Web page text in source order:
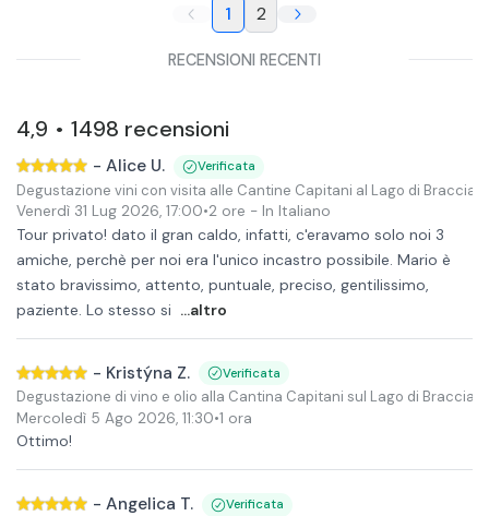
1 2
RECENSIONI RECENTI
4,9 • 1498 recensioni
- Alice U. Verificata
Degustazione vini con visita alle Cantine Capitani al Lago di
Venerdì 31 Lug 2026, 17:00•2 ore - In Italiano
Tour privato! dato il gran caldo, infatti, c'eravamo solo noi 3
amiche, perchè per noi era l'unico incastro possibile. Mario è
stato bravissimo, attento, puntuale, preciso, gentilissimo,
paziente. Lo stesso si ...altro
- Kristýna Z. Verificata
Degustazione di vino e olio alla Cantina Capitani sul Lago di
Mercoledì 5 Ago 2026, 11:30•1 ora
Ottimo!
- Angelica T. Verificata